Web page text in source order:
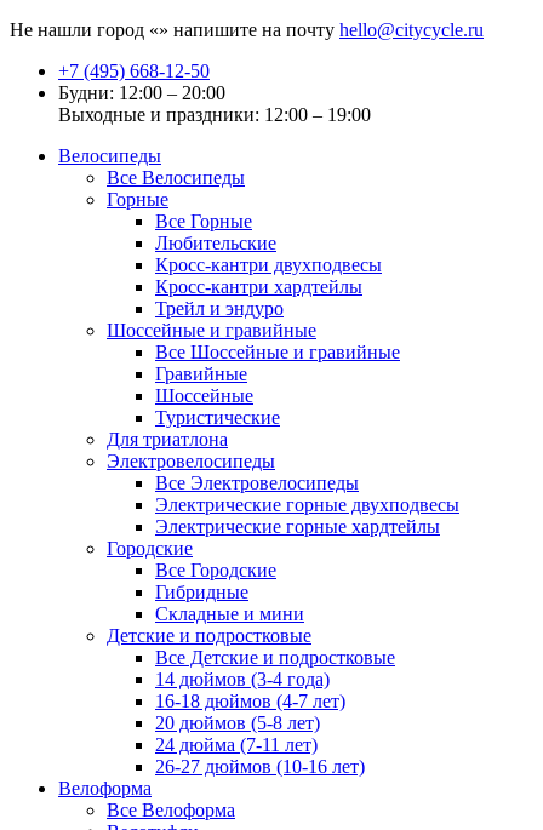
Не нашли город «» напишите на почту hello@citycycle.ru
+7 (495) 668-12-50
Будни: 12:00 – 20:00
Выходные и праздники: 12:00 – 19:00
Велосипеды
Все Велосипеды
Горные
Все Горные
Любительские
Кросс-кантри двухподвесы
Кросс-кантри хардтейлы
Трейл и эндуро
Шоссейные и гравийные
Все Шоссейные и гравийные
Гравийные
Шоссейные
Туристические
Для триатлона
Электровелосипеды
Все Электровелосипеды
Электрические горные двухподвесы
Электрические горные хардтейлы
Городские
Все Городские
Гибридные
Складные и мини
Детские и подростковые
Все Детские и подростковые
14 дюймов (3-4 года)
16-18 дюймов (4-7 лет)
20 дюймов (5-8 лет)
24 дюйма (7-11 лет)
26-27 дюймов (10-16 лет)
Велоформа
Все Велоформа